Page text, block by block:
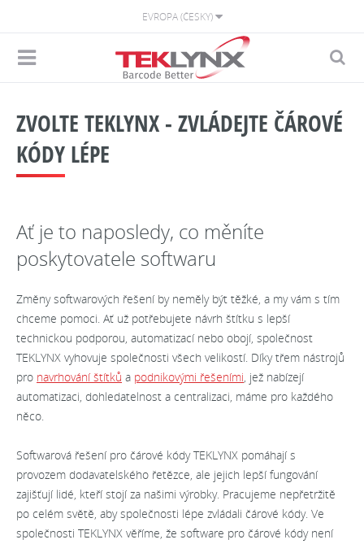
EVROPA (ČESKY)
ZVOLTE TEKLYNX - ZVLÁDEJTE ČÁROVÉ
KÓDY LÉPE
Ať je to naposledy, co měníte
poskytovatele softwaru
Změny softwarových řešení by neměly být těžké, a my vám s tím
chceme pomoci. Ať už potřebujete návrh štítku s lepší
technickou podporou, automatizací nebo obojí, společnost
TEKLYNX vyhovuje společnosti všech velikostí. Díky třem nástrojů
pro navrhování štítků a podnikovými řešeními, jež nabízejí
automatizaci, dohledatelnost a centralizaci, máme pro každého
něco.
Softwarová řešení pro čárové kódy TEKLYNX pomáhají s
provozem dodavatelského řetězce, ale jejich lepší fungování
zajišťují lidé, kteří stojí za našimi výrobky. Pracujeme nepřetržitě
po celém světě, aby společnosti lépe zvládali čárové kódy. Ve
společnosti TEKLYNX věříme, že software pro čárové kódy není